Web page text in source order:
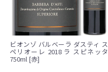
ビオンゾ バルベーラ ダスティ ス
ペリオーレ 2018 ラ スピネッタ
750ml [赤]